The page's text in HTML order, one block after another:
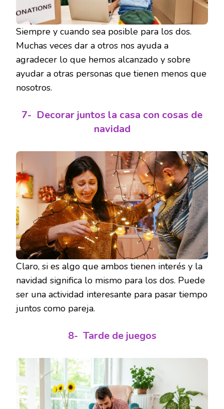
Siempre y cuando sea posible para los dos.
Muchas veces dar a otros nos ayuda a
agradecer lo que hemos alcanzado y sobre
ayudar a otras personas que tienen menos que
nosotros.
7- Decorar juntos la casa con cosas de
navidad
Claro, si es algo que ambos tienen interés y la
navidad significa lo mismo para los dos. Puede
ser una actividad interesante para pasar tiempo
juntos como pareja.
8- Tarde de juegos